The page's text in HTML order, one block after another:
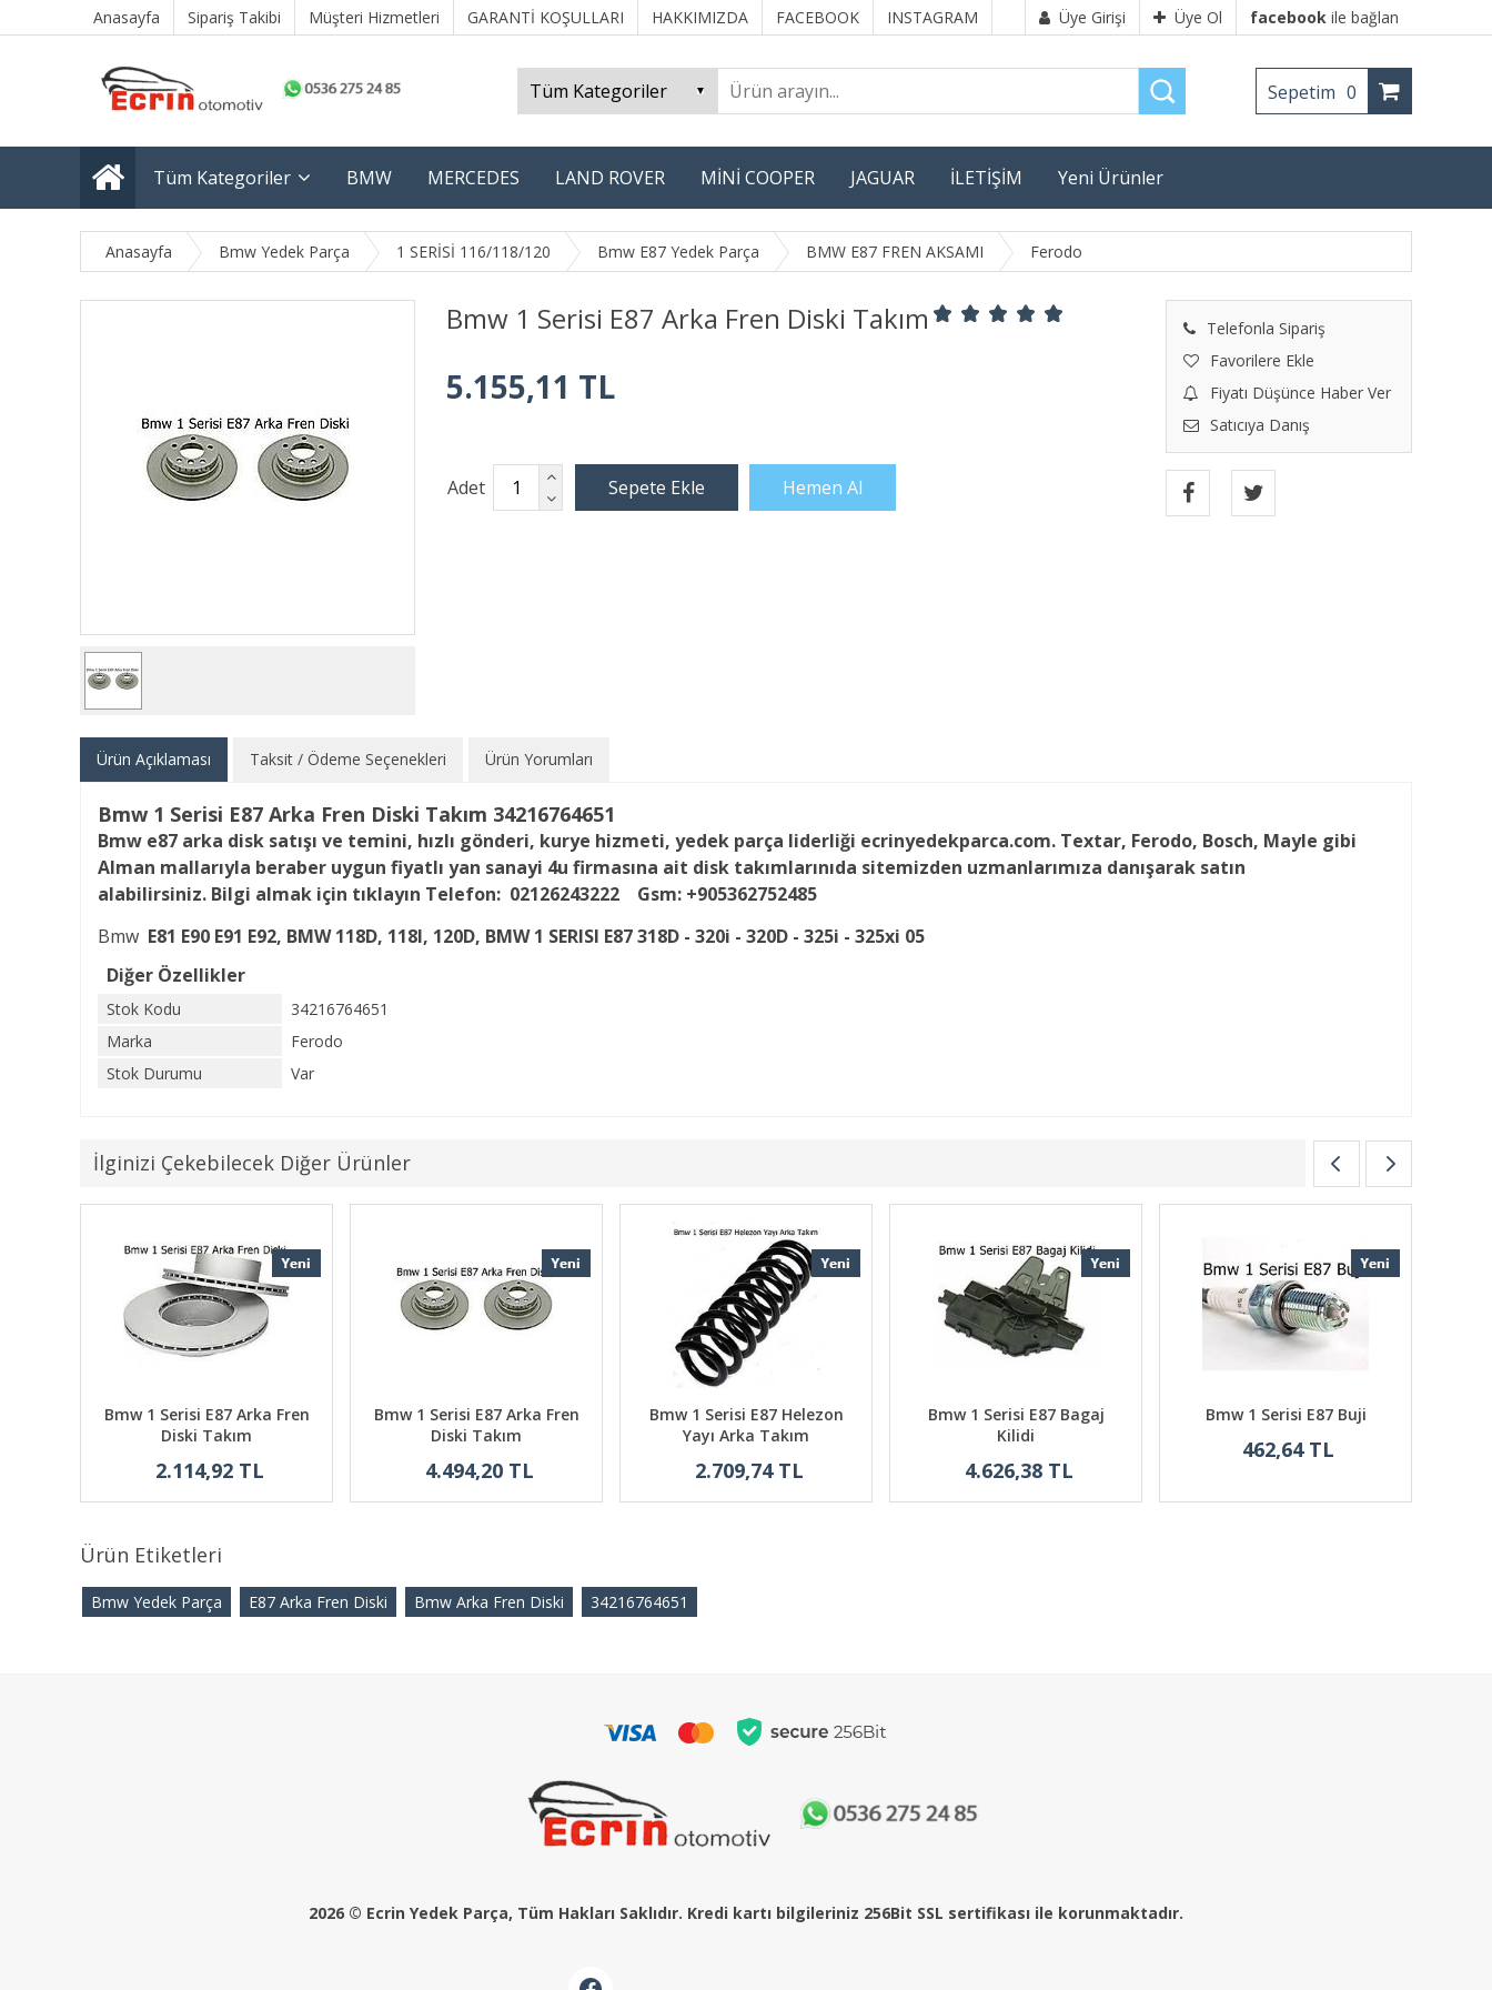
Anasayfa Sipariş Takibi Müşteri Hizmetleri GARANTİ KOŞULLARI HAKKIMIZDA FACEBOOK INSTAGRAM Üye Girişi Üye Ol facebook ile bağlan
Sepetim 0
Tüm Kategoriler BMW MERCEDES LAND ROVER MİNİ COOPER JAGUAR İLETİŞİM Yeni Ürünler
Anasayfa Bmw Yedek Parça 1 SERİSİ 116/118/120 Bmw E87 Yedek Parça BMW E87 FREN AKSAMI Ferodo
Bmw 1 Serisi E87 Arka Fren Diski Takım
Telefonla Sipariş
Favorilere Ekle
Fiyatı Düşünce Haber Ver
Satıcıya Danış
5.155,11 TL
Adet
Ürün Açıklaması Taksit / Ödeme Seçenekleri Ürün Yorumları
Bmw 1 Serisi E87 Arka Fren Diski Takım 34216764651
Bmw e87 arka disk satışı ve temini, hızlı gönderi, kurye hizmeti, yedek parça liderliği ecrinyedekparca.com. Textar, Ferodo, Bosch, Mayle gibi
Alman mallarıyla beraber uygun fiyatlı yan sanayi 4u firmasına ait disk takımlarınıda sitemizden uzmanlarımıza danışarak satın
alabilirsiniz. Bilgi almak için tıklayın Telefon: 02126243222 Gsm: +905362752485
Bmw E81 E90 E91 E92, BMW 118D, 118I, 120D, BMW 1 SERISI E87 318D - 320i - 320D - 325i - 325xi 05
Diğer Özellikler
Stok Kodu
34216764651
Marka
Ferodo
Stok Durumu
Var
İlginizi Çekebilecek Diğer Ürünler
Bmw 1 Serisi E87 Arka Fren
Diski Takım
2.114,92 TL
Bmw 1 Serisi E87 Arka Fren
Diski Takım
4.494,20 TL
Bmw 1 Serisi E87 Helezon
Yayı Arka Takım
2.709,74 TL
Bmw 1 Serisi E87 Bagaj
Kilidi
4.626,38 TL
Bmw 1 Serisi E87 Buji
462,64 TL
Ürün Etiketleri
Bmw Yedek Parça E87 Arka Fren Diski Bmw Arka Fren Diski 34216764651
2026 © Ecrin Yedek Parça, Tüm Hakları Saklıdır. Kredi kartı bilgileriniz 256Bit SSL sertifikası ile korunmaktadır.